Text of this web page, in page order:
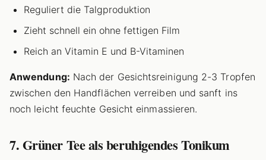
Reguliert die Talgproduktion
Zieht schnell ein ohne fettigen Film
Reich an Vitamin E und B-Vitaminen
Anwendung: Nach der Gesichtsreinigung 2-3 Tropfen
zwischen den Handflächen verreiben und sanft ins
noch leicht feuchte Gesicht einmassieren.
7. Grüner Tee als beruhigendes Tonikum